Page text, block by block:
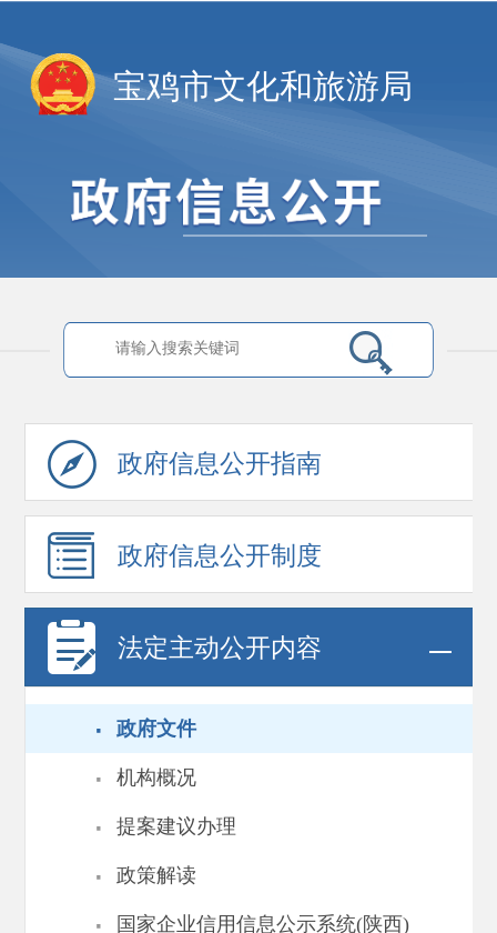
宝鸡市文化和旅游局
政府信息公开指南
政府信息公开制度
法定主动公开内容
· 政府文件
· 机构概况
· 提案建议办理
· 政策解读
· 国家企业信用信息公示系统(陕西)